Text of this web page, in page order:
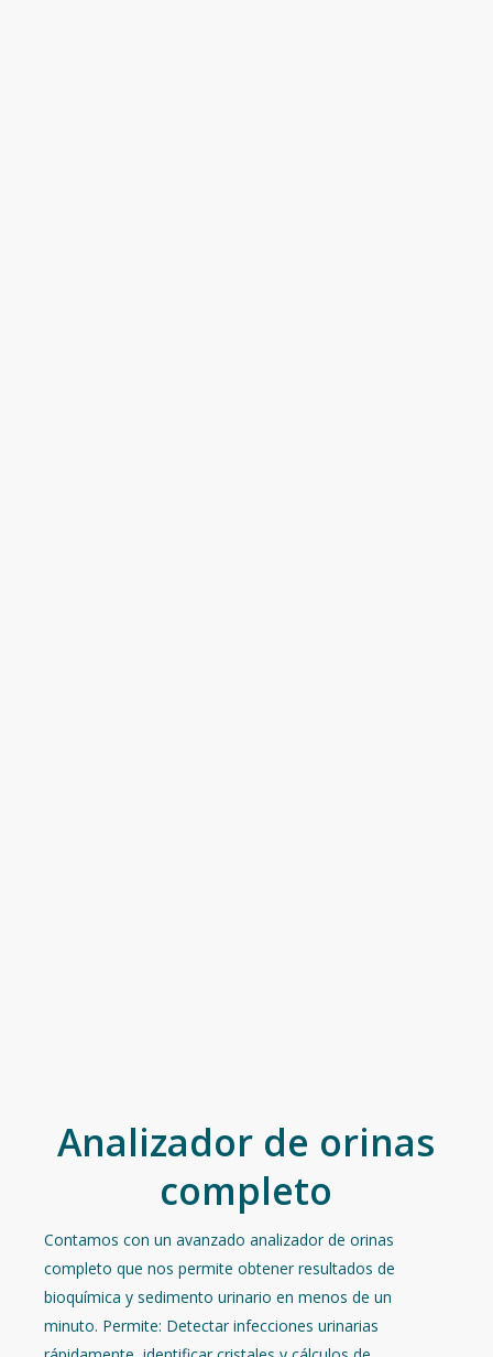
Analizador de orinas
completo
Contamos con un avanzado analizador de orinas
completo que nos permite obtener resultados de
bioquímica y sedimento urinario en menos de un
minuto. Permite: Detectar infecciones urinarias